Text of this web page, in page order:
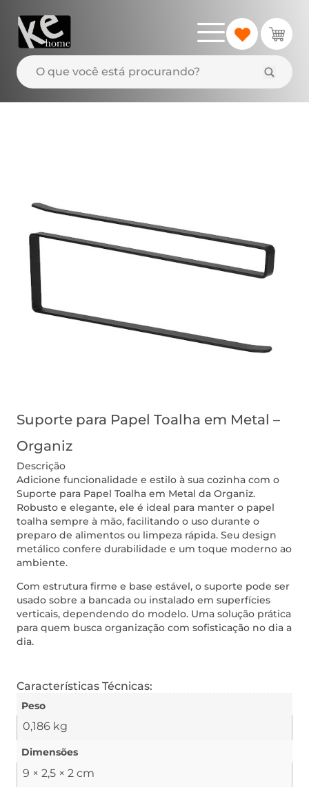
Suporte para Papel Toalha em Metal –
Organiz
Descrição
Adicione funcionalidade e estilo à sua cozinha com o
Suporte para Papel Toalha em Metal da Organiz.
Robusto e elegante, ele é ideal para manter o papel
toalha sempre à mão, facilitando o uso durante o
preparo de alimentos ou limpeza rápida. Seu design
metálico confere durabilidade e um toque moderno ao
ambiente.
Com estrutura firme e base estável, o suporte pode ser
usado sobre a bancada ou instalado em superfícies
verticais, dependendo do modelo. Uma solução prática
para quem busca organização com sofisticação no dia a
dia.
Características Técnicas:
Peso
0,186 kg
Dimensões
9 × 2,5 × 2 cm